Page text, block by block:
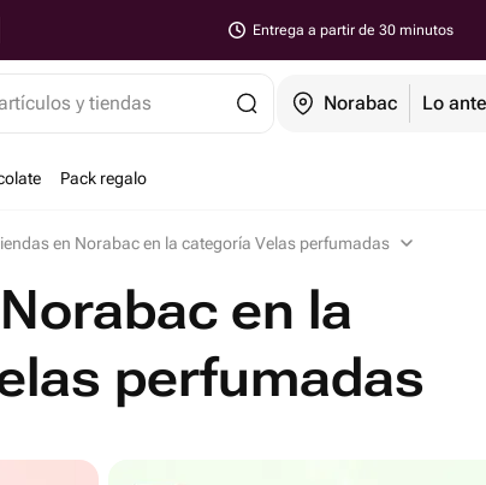
Entrega a partir de 30 minutos
y tiendas Norabac Lo
Pack regalo
en Norabac en la categoría Velas perfumadas
en la
perfumadas